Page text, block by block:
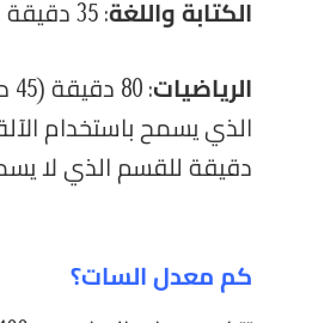
الكتابة واللغة: 35 دقيقة
الرياضيات
:
دقيقة للقسم الذي لا
كم معدل السات؟